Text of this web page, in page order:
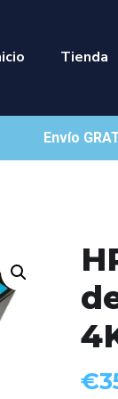
Tienda
Envío
€